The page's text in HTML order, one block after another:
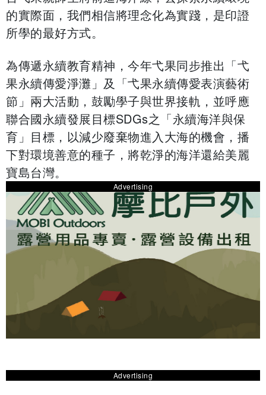
的實際面，我們相信將理念化為實踐，是印證
所學的最好方式。
為傳遞永續教育精神，今年弋果同步推出「弋
果永續傳愛淨灘」及「弋果永續傳愛表演藝術
節」兩大活動，鼓勵學子與世界接軌，並呼應
聯合國永續發展目標SDGs之「永續海洋與保
育」目標，以減少廢棄物進入大海的機會，播
下對環境善意的種子，將乾淨的海洋還給美麗
寶島台灣。
Advertising
Advertising